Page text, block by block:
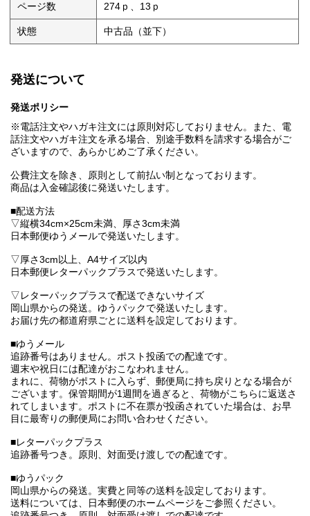
ページ数 274ｐ、13ｐ
状態 中古品（並下）
発送について
発送ポリシー
※電話注文やハガキ注文には原則対応しておりません。また、電
話注文やハガキ注文を承る場合、別途手数料を請求する場合がご
ざいますので、あらかじめご了承ください。
公費注文を除き、原則として前払い制となっております。
商品は入金確認後に発送いたします。
■配送方法
▽縦横34cm×25cm未満、厚さ3cm未満
日本郵便ゆうメールで発送いたします。
▽厚さ3cm以上、A4サイズ以内
日本郵便レターパックプラスで発送いたします。
▽レターパックプラスで配送できないサイズ
岡山県からの発送。ゆうパックで発送いたします。
お届け先の都道府県ごとに送料を設定しております。
■ゆうメール
追跡番号はありません。ポスト投函での配達です。
週末や祝日には配達がおこなわれません。
まれに、荷物がポストに入らず、郵便局に持ち戻りとなる場合が
ございます。保管期間が1週間を過ぎると、荷物がこちらに返送さ
れてしまいます。ポストに不在票が投函されていた場合は、お早
目に最寄りの郵便局にお問い合わせください。
■レターパックプラス
追跡番号つき。原則、対面受け渡しでの配達です。
■ゆうパック
岡山県からの発送。実費と同等の送料を設定しております。
送料については、日本郵便のホームページをご参照ください。